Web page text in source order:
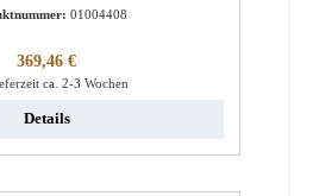
01004408
Regulärer Preis:
369,46 €
ca. 2-3 Wochen
Details